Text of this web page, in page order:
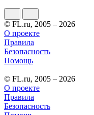
© FL.ru, 2005 – 2026
О проекте
Правила
Безопасность
Помощь
© FL.ru, 2005 – 2026
О проекте
Правила
Безопасность